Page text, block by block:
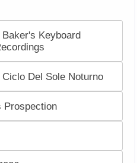
Keyboard
Del Sole Noturno
Prospection